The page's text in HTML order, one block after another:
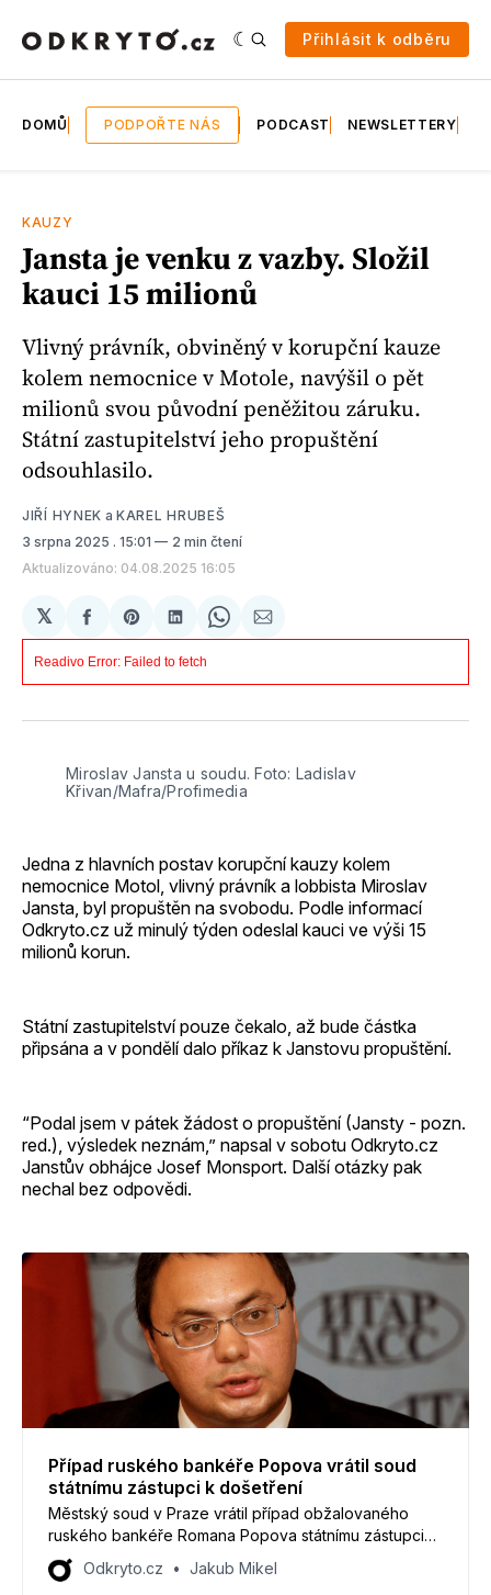
Přihlásit k odběru
DOMŮ PODPOŘTE NÁS PODCAST NEWSLETTERY
KAUZY
Jansta je venku z vazby. Složil
kauci 15 milionů
Vlivný právník, obviněný v korupční kauze
kolem nemocnice v Motole, navýšil o pět
milionů svou původní peněžitou záruku.
Státní zastupitelství jeho propuštění
odsouhlasilo.
JIŘÍ HYNEK a KAREL HRUBEŠ
3 srpna 2025 . 15:01
2 min čtení
Aktualizováno: 04.08.2025 16:05
𝕏
Sdílet
na
Facebooku
Share
on
Pinterest
Sdílet
na
LinkedIn
Share
on
Sdílet
e-
Miroslav Jansta u soudu. Foto: Ladislav
Křivan/Mafra/Profimedia
Jedna z hlavních postav korupční kauzy kolem
nemocnice Motol, vlivný právník a lobbista Miroslav
Jansta, byl propuštěn na svobodu. Podle informací
Odkryto.cz už minulý týden odeslal kauci ve výši 15
milionů korun.
Státní zastupitelství pouze čekalo, až bude částka
připsána a v pondělí dalo příkaz k Janstovu propuštění.
“Podal jsem v pátek žádost o propuštění (Jansty - pozn.
red.), výsledek neznám,” napsal v sobotu Odkryto.cz
Janstův obhájce Josef Monsport. Další otázky pak
nechal bez odpovědi.
Případ ruského bankéře Popova vrátil soud
státnímu zástupci k došetření
Městský soud v Praze vrátil případ obžalovaného
ruského bankéře Romana Popova státnímu zástupci
zpátky k došetření. Pro Odkryto.cz to potvrdil státní
zástupce Miloš Klátik, který případ dozoruje.
Odkryto.cz Jakub Mikel